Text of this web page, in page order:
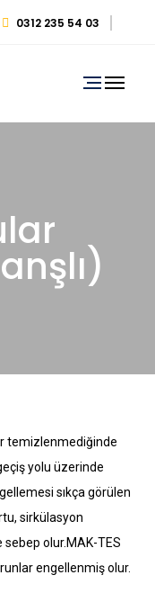
0312 235 54 03
temizlenmediğinde
yolu üzerinde
sıkça görülen
sirkülasyon
sebep olur.MAK-TES
engellenmiş olur.